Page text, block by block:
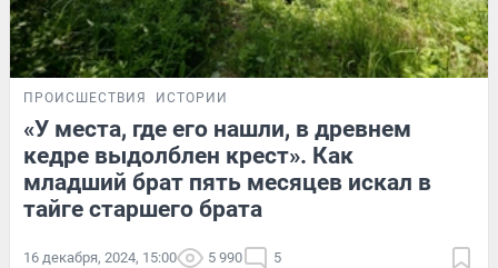
ПРОИСШЕСТВИЯ ИСТОРИИ
«У места, где его нашли, в древнем
кедре выдолблен крест». Как
младший брат пять месяцев искал в
тайге старшего брата
16 декабря, 2024, 15:00 5 990 5